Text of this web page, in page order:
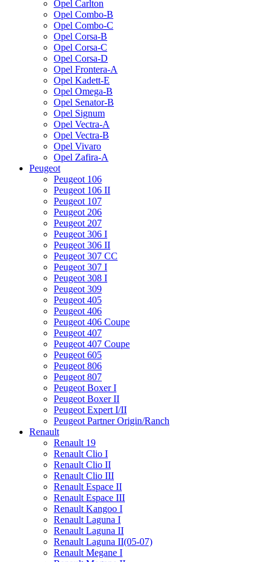
Opel Carlton
Opel Combo-B
Opel Combo-C
Opel Corsa-B
Opel Corsa-C
Opel Corsa-D
Opel Frontera-A
Opel Kadett-E
Opel Omega-B
Opel Senator-B
Opel Signum
Opel Vectra-A
Opel Vectra-B
Opel Vivaro
Opel Zafira-A
Peugeot
Peugeot 106
Peugeot 106 II
Peugeot 107
Peugeot 206
Peugeot 207
Peugeot 306 I
Peugeot 306 II
Peugeot 307 CC
Peugeot 307 I
Peugeot 308 I
Peugeot 309
Peugeot 405
Peugeot 406
Peugeot 406 Coupe
Peugeot 407
Peugeot 407 Coupe
Peugeot 605
Peugeot 806
Peugeot 807
Peugeot Boxer I
Peugeot Boxer II
Peugeot Expert I/II
Peugeot Partner Origin/Ranch
Renault
Renault 19
Renault Clio I
Renault Clio II
Renault Clio III
Renault Espace II
Renault Espace III
Renault Kangoo I
Renault Laguna I
Renault Laguna II
Renault Laguna II(05-07)
Renault Megane I